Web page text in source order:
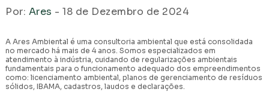
Por: Ares - 18 de Dezembro de 2024
A Ares Ambiental é uma consultoria ambiental que está consolidada
no mercado há mais de 4 anos. Somos especializados em
atendimento à indústria, cuidando de regularizações ambientais
fundamentais para o funcionamento adequado dos empreendimentos
como: licenciamento ambiental, planos de gerenciamento de resíduos
sólidos, IBAMA, cadastros, laudos e declarações.